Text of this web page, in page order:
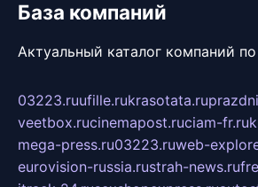
База компаний
Актуальный каталог компаний
03223.ruufille.rukrasotata.ru
veetbox.rucinemapost.ruciam-fr.ru
mega-press.ru03223.ruweb-
eurovision-russia.rustrah-news.ru